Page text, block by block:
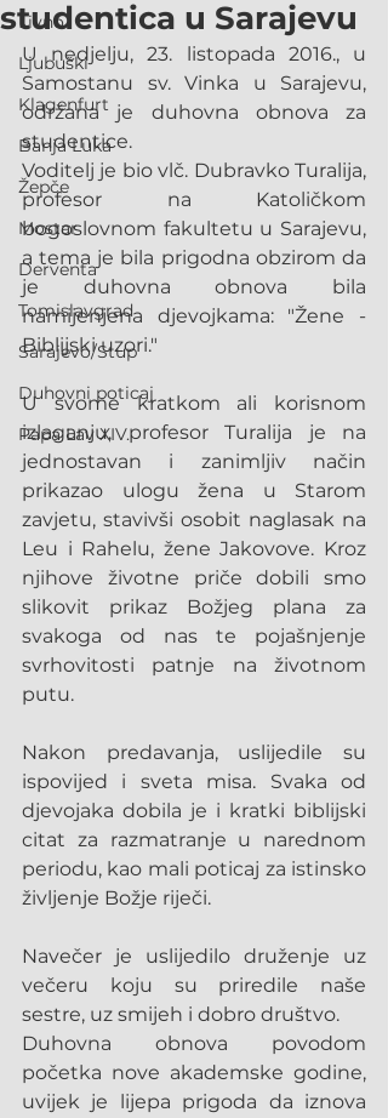
Livno
Ljubuški
Klagenfurt
Banja Luka
Žepče
Mostar
Derventa
Tomislavgrad
Sarajevo/Stup
Duhovni poticaj
Papa Lav XIV.
studentica u Sarajevu
U nedjelju, 23. listopada 2016., u
Samostanu sv. Vinka u Sarajevu,
održana je duhovna obnova za
studentice.
Voditelj je bio vlč. Dubravko Turalija,
profesor na Katoličkom
bogoslovnom fakultetu u Sarajevu,
a tema je bila prigodna obzirom da
je duhovna obnova bila
namijenjena djevojkama: "Žene -
Biblijski uzori."
U svome kratkom ali korisnom
izlaganju, profesor Turalija je na
jednostavan i zanimljiv način
prikazao ulogu žena u Starom
zavjetu, stavivši osobit naglasak na
Leu i Rahelu, žene Jakovove. Kroz
njihove životne priče dobili smo
slikovit prikaz Božjeg plana za
svakoga od nas te pojašnjenje
svrhovitosti patnje na životnom
putu.
Nakon predavanja, uslijedile su
ispovijed i sveta misa. Svaka od
djevojaka dobila je i kratki biblijski
citat za razmatranje u narednom
periodu, kao mali poticaj za istinsko
življenje Božje riječi.
Navečer je uslijedilo druženje uz
večeru koju su priredile naše
sestre, uz smijeh i dobro društvo.
Duhovna obnova povodom
početka nove akademske godine,
uvijek je lijepa prigoda da iznova